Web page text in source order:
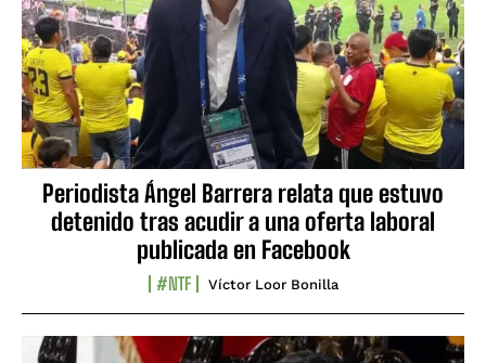
Periodista Ángel Barrera relata que estuvo
detenido tras acudir a una oferta laboral
publicada en Facebook
#NTF Víctor Loor Bonilla